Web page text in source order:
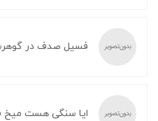
فسیل صدف در
ایا سنگی هست میخ